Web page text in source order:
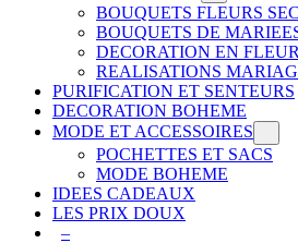
BOUQUETS FLEURS
BOUQUETS DE
DECORATION EN
REALISATIONS
PURIFICATION ET SENTEURS
DECORATION BOHEME
MODE ET ACCESSOIRES
POCHETTES ET SACS
MODE BOHEME
IDEES CADEAUX
LES PRIX DOUX
–